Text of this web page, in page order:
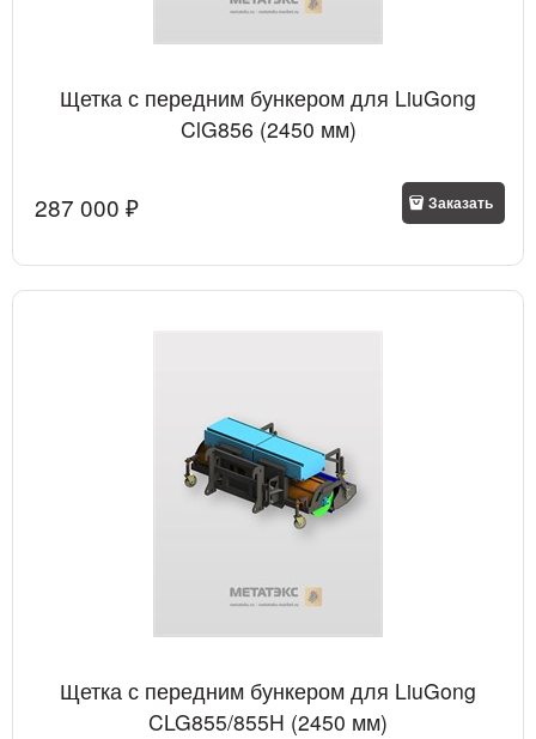
Щетка с передним бункером для LiuGong
ClG856 (2450 мм)
287 000 ₽ Заказать
Щетка с передним бункером для LiuGong
CLG855/855H (2450 мм)